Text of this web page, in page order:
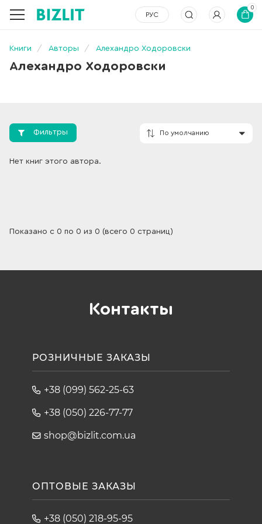
РУС
0
Книги Авторы Алехандро Ходоровски
Алехандро Ходоровски
Фильтры
Нет книг этого автора.
Показано с 0 по 0 из 0 (всего 0 страниц)
Контакты
РОЗНИЧНЫЕ ЗАКАЗЫ
+38 (099) 562-25-63
+38 (050) 226-77-77
shop@bizlit.com.ua
ОПТОВЫЕ ЗАКАЗЫ
+38 (050) 218-95-95